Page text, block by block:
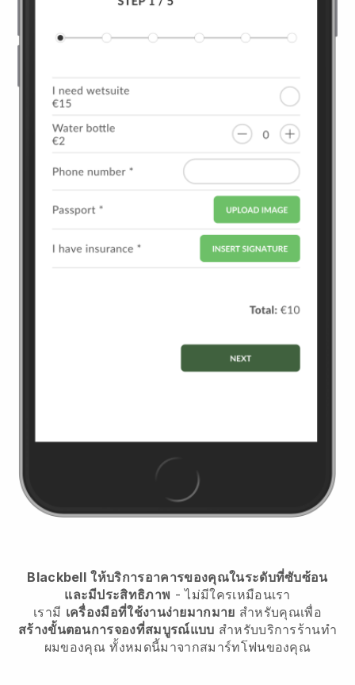
Blackbell ให้บริการอาคารของคุณในระดับที่ซับซ้อน
และมีประสิทธิภาพ - ไม่มีใครเหมือนเรา
เรามี เครื่องมือที่ใช้งานง่ายมากมาย สำหรับคุณเพื่อ
สร้างขั้นตอนการจองที่สมบูรณ์แบบ สำหรับบริการร้านทำ
ผมของคุณ ทั้งหมดนี้มาจากสมาร์ทโฟนของคุณ